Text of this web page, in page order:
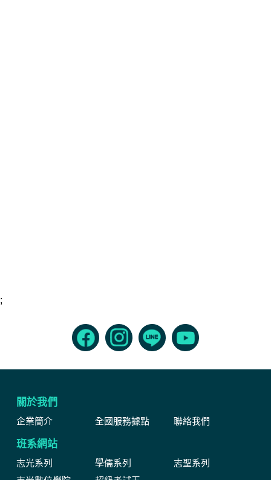
;
關於我們
企業簡介 全國服務據點 聯絡我們
班系網站
志光系列 學儒系列
志聖系列